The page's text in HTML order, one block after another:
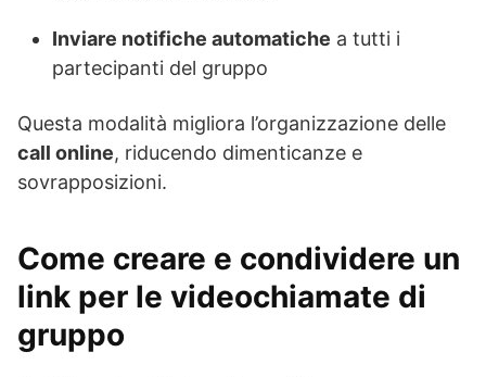
Inviare notifiche automatiche a tutti i
partecipanti del gruppo
Questa modalità migliora l’organizzazione delle
call online, riducendo dimenticanze e
sovrapposizioni.
Come creare e condividere un
link per le videochiamate di
gruppo